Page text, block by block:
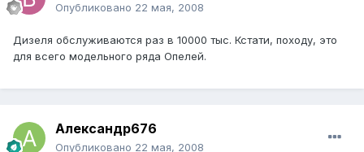
Опубликовано 22 мая, 2008
Дизеля обслуживаются раз в 10000 тыс. Кстати, походу, это
для всего модельного ряда Опелей.
Александр676
Опубликовано 22 мая, 2008